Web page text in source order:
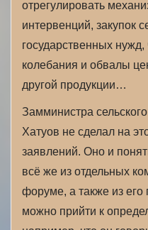
отрегулировать
интервенций, закупок
государственных
колебания и обвалы
другой продукции…
Замминистра
Хатуов не сделал на
заявлений. Оно и
всё же из отдельных
форуме, а также из
можно прийти к